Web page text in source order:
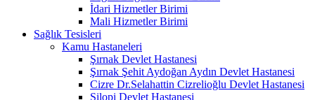
İdari Hizmetler Birimi
Mali Hizmetler Birimi
Sağlık Tesisleri
Kamu Hastaneleri
Şırnak Devlet Hastanesi
Şırnak Şehit Aydoğan Aydın Devlet Hastanesi
Cizre Dr.Selahattin Cizrelioğlu Devlet Hastanesi
Silopi Devlet Hastanesi